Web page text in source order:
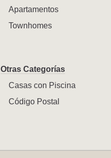
Apartamentos
Townhomes
Otras Categorías
Casas con Piscina
Código Postal